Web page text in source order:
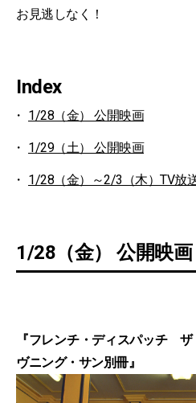
お見逃しなく！
Index
1/28（金） 公開映画
1/29（土） 公開映画
1/28（金）～2/3（木）TV放
1/28（金） 公開映画
『フレンチ・ディスパッチ
ヴニング・サン別冊』